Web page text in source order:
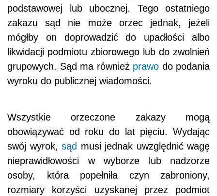
podstawowej lub ubocznej. Tego ostatniego
zakazu sąd nie może orzec jednak, jeżeli
mógłby on doprowadzić do upadłości albo
likwidacji podmiotu zbiorowego lub do zwolnień
grupowych. Sąd ma również prawo do podania
wyroku do publicznej wiadomości.
Wszystkie orzeczone zakazy mogą
obowiązywać od roku do lat pięciu. Wydając
swój wyrok, sąd musi jednak uwzględnić wagę
nieprawidłowości w wyborze lub nadzorze
osoby, która popełniła czyn zabroniony,
rozmiary korzyści uzyskanej przez podmiot